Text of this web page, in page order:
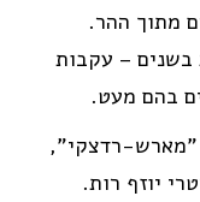
מתוך ההר.
בשנים – עקבות
בהם מעט.
"מארש-רדצקי",
יוזף רות.